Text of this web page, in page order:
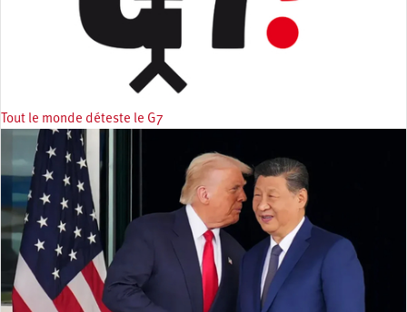
Tout le monde déteste le G7